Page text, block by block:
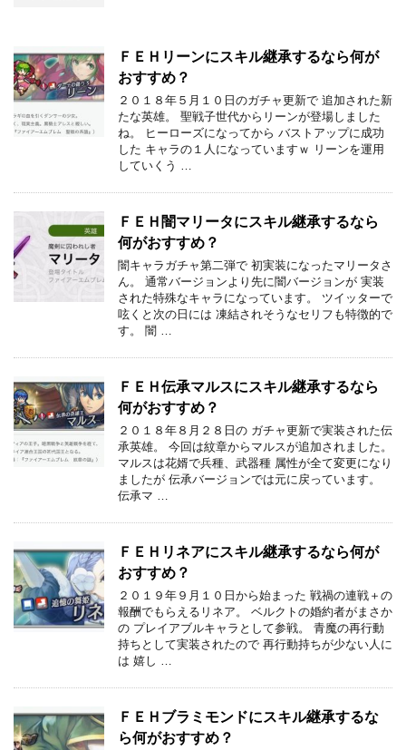
ＦＥＨリーンにスキル継承するなら何が
おすすめ？
２０１８年５月１０日のガチャ更新で 追加された新
たな英雄。 聖戦子世代からリーンが登場しました
ね。 ヒーローズになってから バストアップに成功
した キャラの１人になっていますｗ リーンを運用
していくう …
ＦＥＨ闇マリータにスキル継承するなら
何がおすすめ？
闇キャラガチャ第二弾で 初実装になったマリータさ
ん。 通常バージョンより先に闇バージョンが 実装
された特殊なキャラになっています。 ツイッターで
呟くと次の日には 凍結されそうなセリフも特徴的で
す。 闇 …
ＦＥＨ伝承マルスにスキル継承するなら
何がおすすめ？
２０１８年８月２８日の ガチャ更新で実装された伝
承英雄。 今回は紋章からマルスが追加されました。
マルスは花婿で兵種、武器種 属性が全て変更になり
ましたが 伝承バージョンでは元に戻っています。
伝承マ …
ＦＥＨリネアにスキル継承するなら何が
おすすめ？
２０１９年９月１０日から始まった 戦禍の連戦＋の
報酬でもらえるリネア。 ベルクトの婚約者がまさか
の プレイアブルキャラとして参戦。 青魔の再行動
持ちとして実装されたので 再行動持ちが少ない人に
は 嬉し …
ＦＥＨブラミモンドにスキル継承するな
ら何がおすすめ？